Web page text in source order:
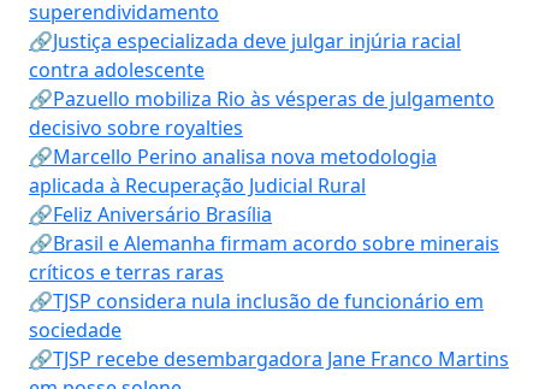
superendividamento
🔗Justiça especializada deve julgar injúria racial
contra adolescente
🔗Pazuello mobiliza Rio às vésperas de julgamento
decisivo sobre royalties
🔗Marcello Perino analisa nova metodologia
aplicada à Recuperação Judicial Rural
🔗Feliz Aniversário Brasília
🔗Brasil e Alemanha firmam acordo sobre minerais
críticos e terras raras
🔗TJSP considera nula inclusão de funcionário em
sociedade
🔗TJSP recebe desembargadora Jane Franco Martins